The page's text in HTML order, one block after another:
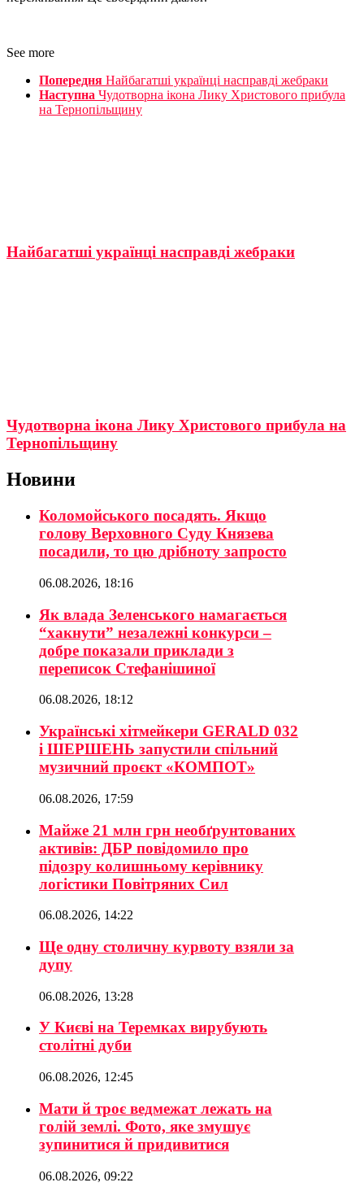
See more
Попередня Найбагатші українці насправді жебраки
Наступна Чудотворна ікона Лику Христового прибула
на Тернопільщину
Найбагатші українці насправді жебраки
Чудотворна ікона Лику Христового прибула на
Тернопільщину
Новини
Коломойського посадять. Якщо
голову Верховного Суду Князева
посадили, то цю дрібноту запросто
06.08.2026, 18:16
Як влада Зеленського намагається
“хакнути” незалежні конкурси –
добре показали приклади з
переписок Стефанішиної
06.08.2026, 18:12
Українські хітмейкери GERALD 032
і ШЕРШЕНЬ запустили спільний
музичний проєкт «КОМПОТ»
06.08.2026, 17:59
Майже 21 млн грн необґрунтованих
активів: ДБР повідомило про
підозру колишньому керівнику
логістики Повітряних Сил
06.08.2026, 14:22
Ще одну столичну курвоту взяли за
дупу
06.08.2026, 13:28
У Києві на Теремках вирубують
столітні дуби
06.08.2026, 12:45
Мати й троє ведмежат лежать на
голій землі. Фото, яке змушує
зупинитися й придивитися
06.08.2026, 09:22